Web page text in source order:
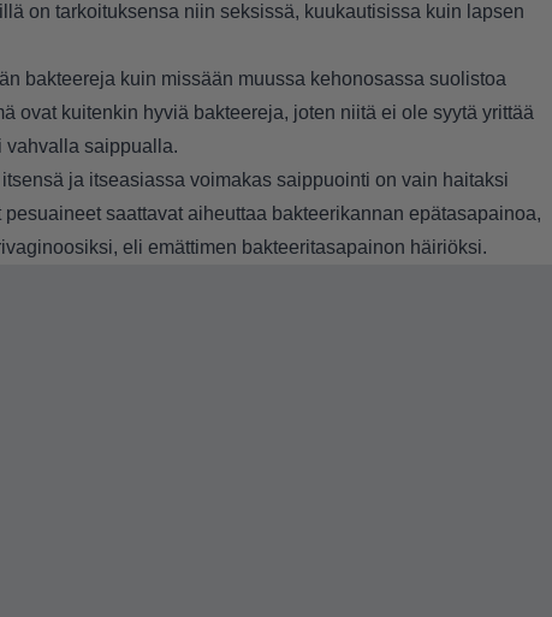
on tarkoituksensa niin seksissä, kuukautisissa kuin lapsen
bakteereja kuin missään muussa kehonosassa suolistoa
ovat kuitenkin hyviä bakteereja, joten niitä ei ole syytä yrittää
vahvalla saippualla.
ja itseasiassa voimakas saippuointi on vain haitaksi
saattavat aiheuttaa bakteerikannan epätasapainoa,
eli emättimen bakteeritasapainon häiriöksi.